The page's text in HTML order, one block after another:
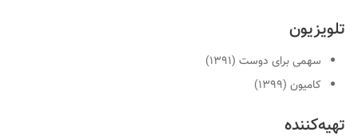
تلویزیون
سهمی برای دوست (۱۳۹۱)
کامیون (۱۳۹۹)
تهیه‌کننده